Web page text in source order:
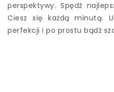
perspektywy. Spędź
Ciesz się każdą minutą.
perfekcji i po prostu bądź